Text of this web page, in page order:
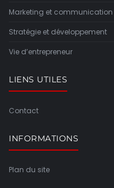
Marketing et communication
Stratégie et développement
Vie d’entrepreneur
LIENS UTILES
Contact
INFORMATIONS
Plan du site